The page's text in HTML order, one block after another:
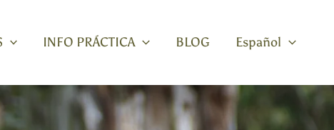
INFO PRÁCTICA BLOG Español